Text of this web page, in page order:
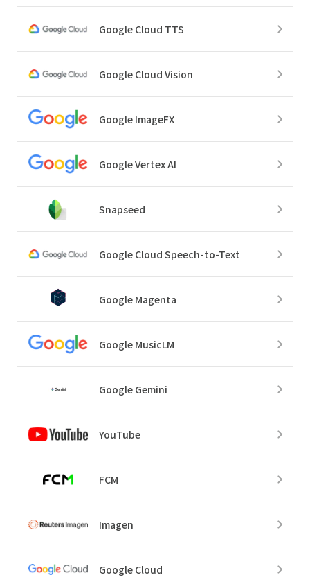
Google Cloud TTS
Google Cloud Vision
Google ImageFX
Google Vertex AI
Snapseed
Google Cloud Speech-to-Text
Google Magenta
Google MusicLM
Google Gemini
YouTube
FCM
Imagen
Google Cloud